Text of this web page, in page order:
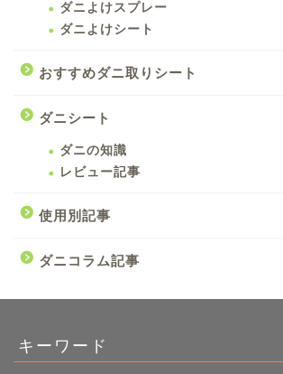
ダニよけスプレー
ダニよけシート
おすすめダニ取りシート
ダニシート
ダニの知識
レビュー記事
使用別記事
ダニコラム記事
キーワード